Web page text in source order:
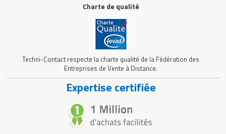
Charte de qualité
Techni-Contact respecte la charte qualité de la Fédération des
Entreprises de Vente à Distance.
Expertise certifiée